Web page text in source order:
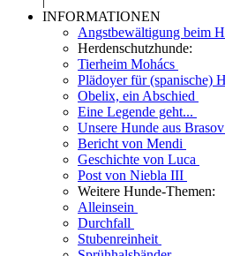
INFORMATIONEN
Angstbewältigung beim
Herdenschutzhunde:
Tierheim Mohács
Plädoyer für (spanische)
Obelix, ein Abschied
Eine Legende geht...
Unsere Hunde aus Brasov
Bericht von Mendi
Geschichte von Luca
Post von Niebla III
Weitere Hunde-Themen:
Alleinsein
Durchfall
Stubenreinheit